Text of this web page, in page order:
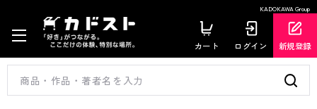
KADOKAWA Group
カート ログイン 新規登録